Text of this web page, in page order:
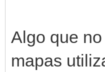
Algo que
mapas